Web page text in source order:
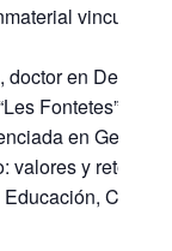
en
Fontetes” i
en
valores y retos